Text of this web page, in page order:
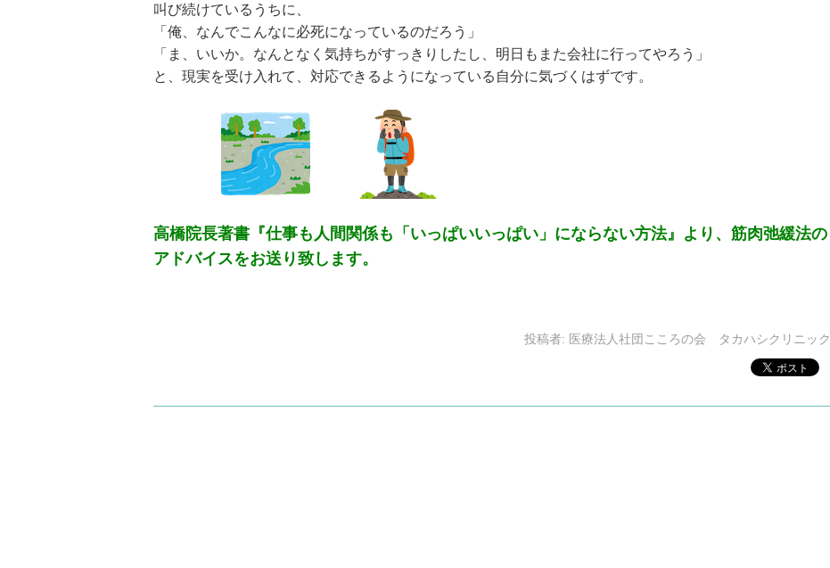
叫び続けているうちに、
「俺、なんでこんなに必死になっているのだろう」
「ま、いいか。なんとなく気持ちがすっきりしたし、明日もまた会社に行ってやろう」
と、現実を受け入れて、対応できるようになっている自分に気づくはずです。
高橋院長著書『仕事も人間関係も「いっぱいいっぱい」にならない方法』より、筋肉弛緩法の
アドバイスをお送り致します。
投稿者: 医療法人社団こころの会 タカハシクリニック